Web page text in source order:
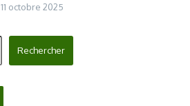
11 octobre 2025
Rechercher